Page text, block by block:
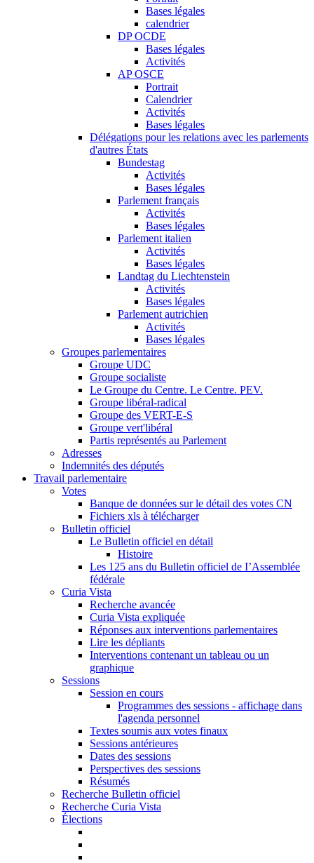
Bases légales
calendrier
DP OCDE
Bases légales
Activités
AP OSCE
Portrait
Calendrier
Activités
Bases légales
Délégations pour les relations avec les parlements
d'autres États
Bundestag
Activités
Bases légales
Parlement français
Activités
Bases légales
Parlement italien
Activités
Bases légales
Landtag du Liechtenstein
Activités
Bases légales
Parlement autrichien
Activités
Bases légales
Groupes parlementaires
Groupe UDC
Groupe socialiste
Le Groupe du Centre. Le Centre. PEV.
Groupe libéral-radical
Groupe des VERT-E-S
Groupe vert'libéral
Partis représentés au Parlement
Adresses
Indemnités des députés
Travail parlementaire
Votes
Banque de données sur le détail des votes CN
Fichiers xls à télécharger
Bulletin officiel
Le Bulletin officiel en détail
Histoire
Les 125 ans du Bulletin officiel de I’Assemblée
fédérale
Curia Vista
Recherche avancée
Curia Vista expliquée
Réponses aux interventions parlementaires
Lire les dépliants
Interventions contenant un tableau ou un
graphique
Sessions
Session en cours
Programmes des sessions - affichage dans
l'agenda personnel
Textes soumis aux votes finaux
Sessions antérieures
Dates des sessions
Perspectives des sessions
Résumés
Recherche Bulletin officiel
Recherche Curia Vista
Élections